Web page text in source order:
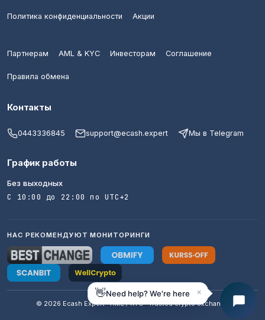
Политика конфиденциальности Акции
Партнерам AML & KYC Инвесторам Соглашение
Правила обмена
Контакты
0443336845 support@ecash.expert Мы в Telegram
График работы
Без выходных
С 10:00 до 22:00 по UTC+2
НАС РЕКОМЕНДУЮТ МОНИТОРИНГИ
© 2026 Ecash Expert · AML / KYC · Trusted crypto exchange
👋Need help? We're here ×